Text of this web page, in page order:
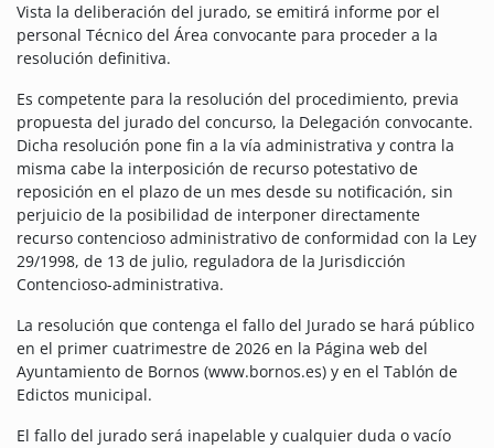
Vista la deliberación del jurado, se emitirá informe por el
personal Técnico del Área convocante para proceder a la
resolución definitiva.
Es competente para la resolución del procedimiento, previa
propuesta del jurado del concurso, la Delegación convocante.
Dicha resolución pone fin a la vía administrativa y contra la
misma cabe la interposición de recurso potestativo de
reposición en el plazo de un mes desde su notificación, sin
perjuicio de la posibilidad de interponer directamente
recurso contencioso administrativo de conformidad con la Ley
29/1998, de 13 de julio, reguladora de la Jurisdicción
Contencioso-administrativa.
La resolución que contenga el fallo del Jurado se hará público
en el primer cuatrimestre de 2026 en la Página web del
Ayuntamiento de Bornos (www.bornos.es) y en el Tablón de
Edictos municipal.
El fallo del jurado será inapelable y cualquier duda o vacío